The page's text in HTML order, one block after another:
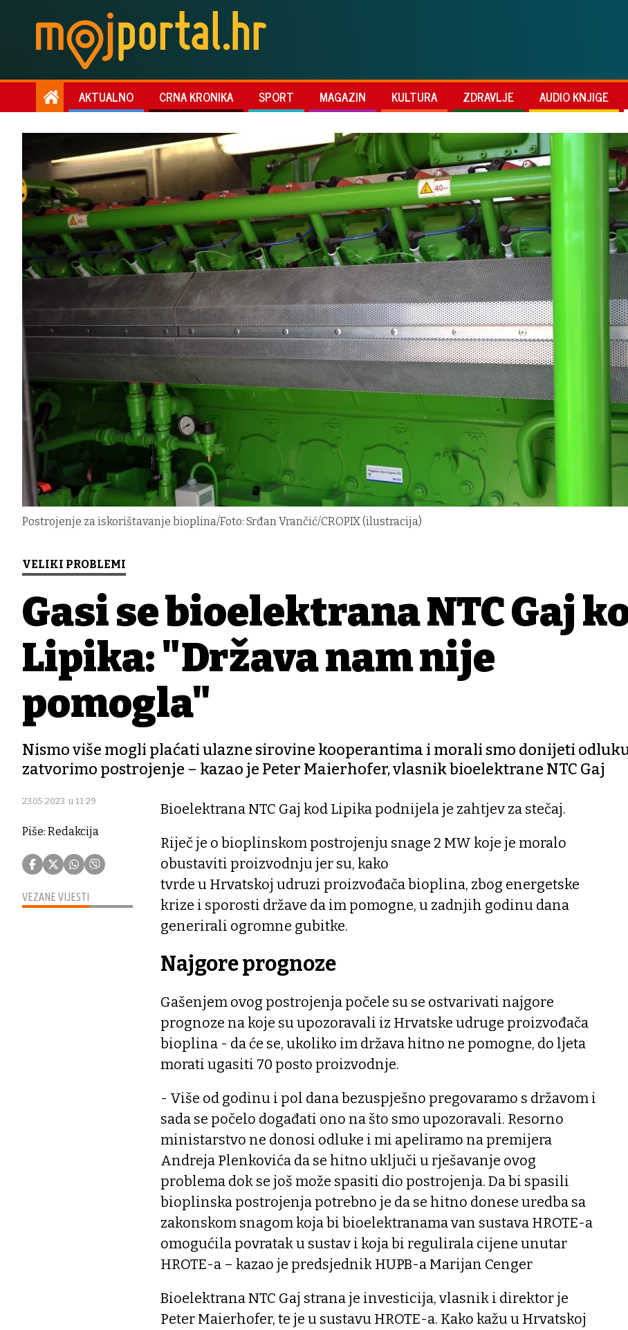
AKTUALNO CRNA KRONIKA SPORT MAGAZIN KULTURA ZDRAVLJE AUDIO KNJIGE
Postrojenje za iskorištavanje bioplina/Foto: Srđan Vrančić/CROPIX (ilustracija)
VELIKI PROBLEMI
Gasi se bioelektrana NTC Gaj
Lipika: "Država nam nije
pomogla"
Nismo više mogli plaćati ulazne sirovine kooperantima i morali smo donijeti
zatvorimo postrojenje – kazao je Peter Maierhofer, vlasnik bioelektrane NTC Gaj
23.05.2023. u 11:29
Piše: Redakcija
VEZANE VIJESTI
Bioelektrana NTC Gaj kod Lipika podnijela je zahtjev za stečaj.
Riječ je o bioplinskom postrojenju snage 2 MW koje je moralo
obustaviti proizvodnju jer su, kako
tvrde u Hrvatskoj udruzi proizvođača bioplina, zbog energetske
krize i sporosti države da im pomogne, u zadnjih godinu dana
generirali ogromne gubitke.
Najgore prognoze
Gašenjem ovog postrojenja počele su se ostvarivati najgore
prognoze na koje su upozoravali iz Hrvatske udruge proizvođača
bioplina - da će se, ukoliko im država hitno ne pomogne, do ljeta
morati ugasiti 70 posto proizvodnje.
- Više od godinu i pol dana bezuspješno pregovaramo s državom i
sada se počelo događati ono na što smo upozoravali. Resorno
ministarstvo ne donosi odluke i mi apeliramo na premijera
Andreja Plenkovića da se hitno uključi u rješavanje ovog
problema dok se još može spasiti dio postrojenja. Da bi spasili
bioplinska postrojenja potrebno je da se hitno donese uredba sa
zakonskom snagom koja bi bioelektranama van sustava HROTE-a
omogućila povratak u sustav i koja bi regulirala cijene unutar
HROTE-a – kazao je predsjednik HUPB-a Marijan Cenger
Bioelektrana NTC Gaj strana je investicija, vlasnik i direktor je
Peter Maierhofer, te je u sustavu HROTE-a. Kako kažu u Hrvatskoj